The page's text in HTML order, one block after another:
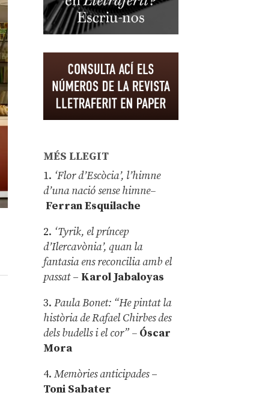
MÉS LLEGIT
1. ‘Flor d’Escòcia’, l’himne
d’una nació sense himne–
Ferran Esquilache
2. ‘Tyrik, el príncep
d’Ilercavònia’, quan la
fantasia ens reconcilia amb el
passat– Karol Jabaloyas
3.Paula Bonet: “He pintat la
història de Rafael Chirbes des
dels budells i el cor” – Óscar
Mora
4.Memòries anticipades–
Toni Sabater